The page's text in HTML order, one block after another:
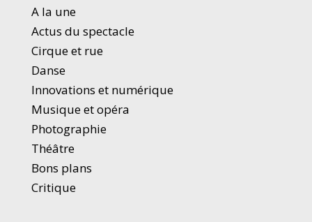
A la une
Actus du spectacle
Cirque et rue
Danse
Innovations et numérique
Musique et opéra
Photographie
Théâtre
Bons plans
Critique